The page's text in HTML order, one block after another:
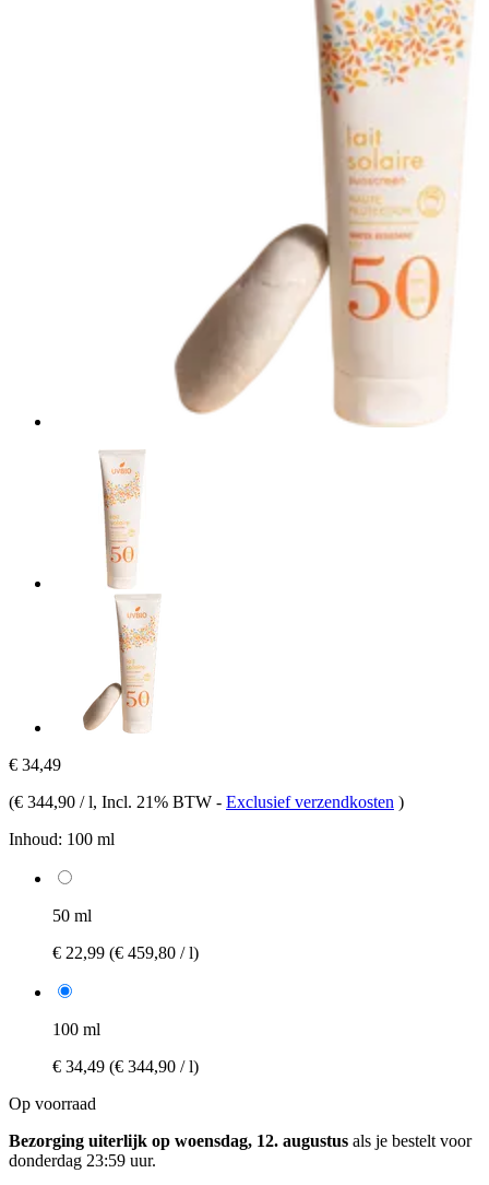
€ 34,49
(€ 344,90 / l, Incl. 21% BTW - Exclusief verzendkosten )
Inhoud: 100 ml
50 ml
€ 22,99 (€ 459,80 / l)
100 ml
€ 34,49 (€ 344,90 / l)
Op voorraad
Bezorging uiterlijk op woensdag, 12. augustus als je bestelt voor
donderdag 23:59 uur.